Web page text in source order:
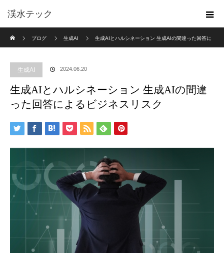
渓水テック
ブログ
生成AI 生成AIとハルシネーション 生成AIの間違った回答に
生成AI 2024.06.20
生成AIとハルシネーション 生成AIの間違
った回答によるビジネスリスク